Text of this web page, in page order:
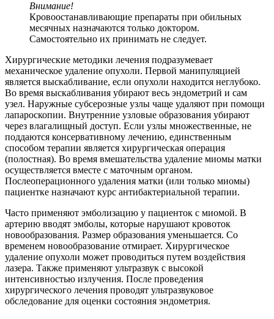
Внимание!
Кровоостанавливающие препараты при обильных
месячных назначаются только доктором.
Самостоятельно их принимать не следует.
Хирургические методики лечения подразумевает
механическое удаление опухоли. Первой манипуляцией
является выскабливание, если опухоли находится неглубоко.
Во время выскабливания убирают весь эндометрий и сам
узел. Наружные субсерозные узлы чаще удаляют при помощи
лапароскопии. Внутренние узловые образования убирают
через влагалищный доступ. Если узлы множественные, не
поддаются консервативному лечению, единственным
способом терапии является хирургическая операция
(полостная). Во время вмешательства удаление миомы матки
осуществляется вместе с маточным органом.
Послеоперационного удаления матки (или только миомы)
пациентке назначают курс антибактериальной терапии.
Часто применяют эмболизацию у пациенток с миомой. В
артерию вводят эмболы, которые нарушают кровоток
новообразования. Размер образования уменьшается. Со
временем новообразование отмирает. Хирургическое
удаление опухоли может проводиться путем воздействия
лазера. Также применяют ультразвук с высокой
интенсивностью излучения. После проведения
хирургического лечения проводят ультразвуковое
обследование для оценки состояния эндометрия.